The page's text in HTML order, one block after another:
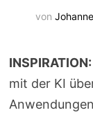
von
INSPIRATION:
mit der KI